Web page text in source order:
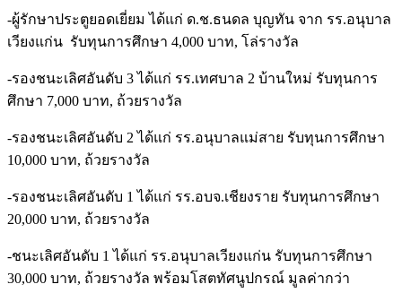
-ผู้รักษาประตูยอดเยี่ยม ได้แก่ ด.ช.ธนดล บุญทัน จาก รร.อนุบาล
เวียงแก่น รับทุนการศึกษา 4,000 บาท, โล่รางวัล
-รองชนะเลิศอันดับ 3 ได้แก่ รร.เทศบาล 2 บ้านใหม่ รับทุนการ
ศึกษา 7,000 บาท, ถ้วยรางวัล
-รองชนะเลิศอันดับ 2 ได้แก่ รร.อนุบาลแม่สาย รับทุนการศึกษา
10,000 บาท, ถ้วยรางวัล
-รองชนะเลิศอันดับ 1 ได้แก่ รร.อบจ.เชียงราย รับทุนการศึกษา
20,000 บาท, ถ้วยรางวัล
-ชนะเลิศอันดับ 1 ได้แก่ รร.อนุบาลเวียงแก่น รับทุนการศึกษา
30,000 บาท, ถ้วยรางวัล พร้อมโสตทัศนูปกรณ์ มูลค่ากว่า